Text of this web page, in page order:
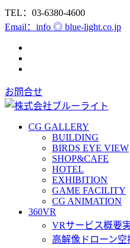
TEL：03-6380-4600
Email：info ◎ blue-light.co.jp
お問合せ
CG GALLERY
BUILDING
BIRDS EYE VIEW
SHOP&CAFE
HOTEL
EXHIBITION
GAME FACILITY
CG ANIMATION
360VR
VRサービス概要
高解像ドローン空